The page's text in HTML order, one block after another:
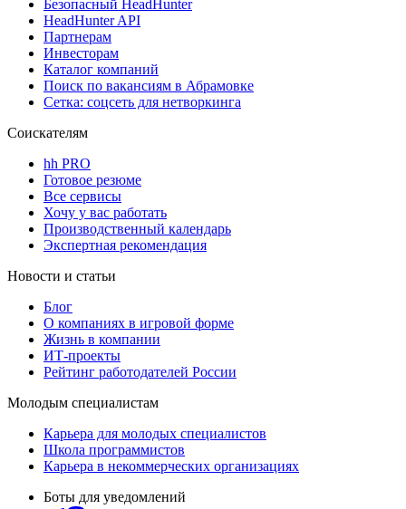
Безопасный HeadHunter
HeadHunter API
Партнерам
Инвесторам
Каталог компаний
Поиск по вакансиям в Абрамовке
Сетка: соцсеть для нетворкинга
Соискателям
hh PRO
Готовое резюме
Все сервисы
Хочу у вас работать
Производственный календарь
Экспертная рекомендация
Новости и статьи
Блог
О компаниях в игровой форме
Жизнь в компании
ИТ-проекты
Рейтинг работодателей России
Молодым специалистам
Карьера для молодых специалистов
Школа программистов
Карьера в некоммерческих организациях
Боты для уведомлений